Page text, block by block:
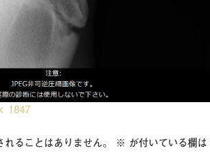
1847
ることはありません。 ※ が付いている欄は